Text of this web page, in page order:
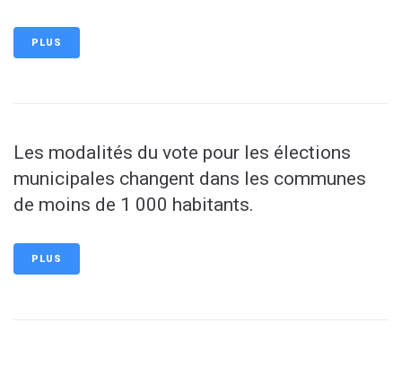
PLUS
Les modalités du vote pour les élections
municipales changent dans les communes
de moins de 1 000 habitants.
PLUS